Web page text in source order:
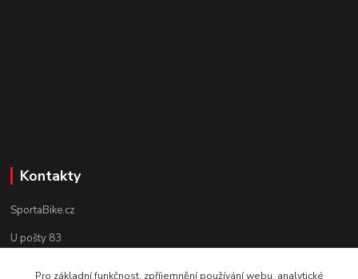
Kontakty
SportaBike.cz
U pošty 83
Pro základní funkčnost, zpříjemnění používání webu, analytické